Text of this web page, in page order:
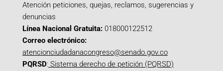
Atención peticiones, quejas, reclamos, sugerencias y
denuncias
Línea Nacional Gratuita: 018000122512
Correo electrónico:
atencionciudadanacongreso@senado.gov.co
PQRSD: Sistema derecho de petición (PQRSD)